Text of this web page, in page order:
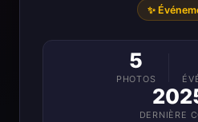
✨
5
PHOTOS
DERNIÈRE